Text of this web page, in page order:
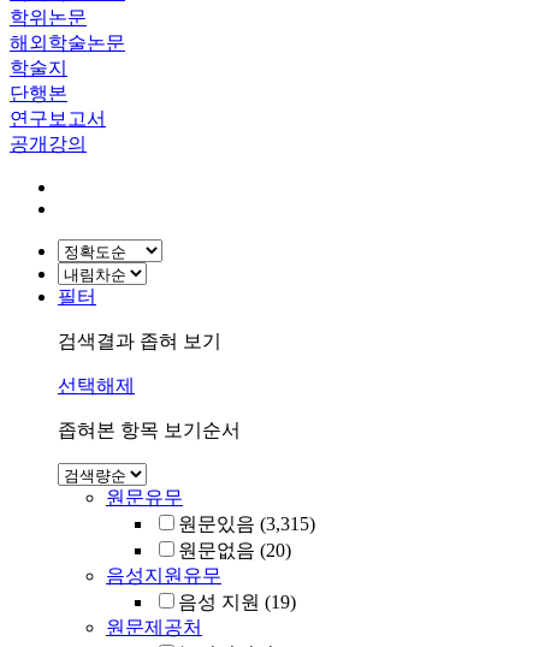
학위논문
해외학술논문
학술지
단행본
연구보고서
공개강의
필터
검색결과 좁혀 보기
선택해제
좁혀본 항목 보기순서
원문유무
원문있음 (3,315)
원문없음 (20)
음성지원유무
음성 지원 (19)
원문제공처